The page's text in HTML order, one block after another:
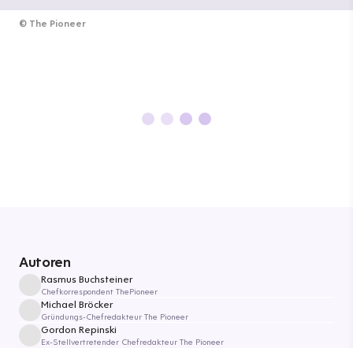
© The Pioneer
Autoren
Rasmus Buchsteiner
Chefkorrespondent ThePioneer
Michael Bröcker
Gründungs-Chefredakteur The Pioneer
Gordon Repinski
Ex-Stellvertretender Chefredakteur The Pioneer